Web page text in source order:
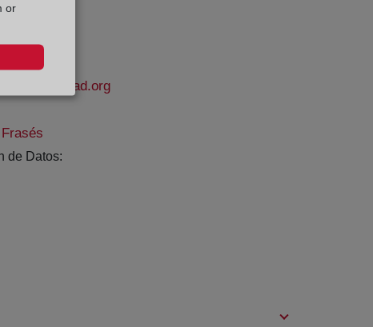
de Datos:
or